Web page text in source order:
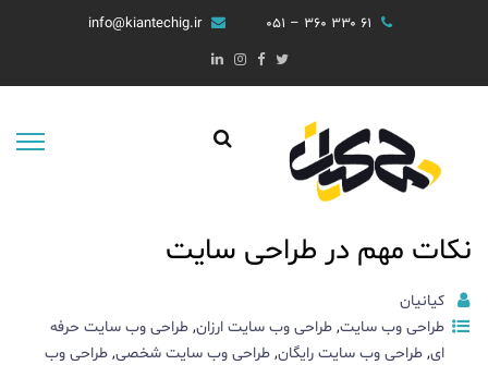
info@kiantechig.ir
نکات مهم در طراحی سایت
کیانیان
طراحی وب سایت, طراحی وب سایت ارزان, طراحی وب سایت حرفه
ای, طراحی وب سایت رایگان, طراحی وب سایت شخصی, طراحی وب